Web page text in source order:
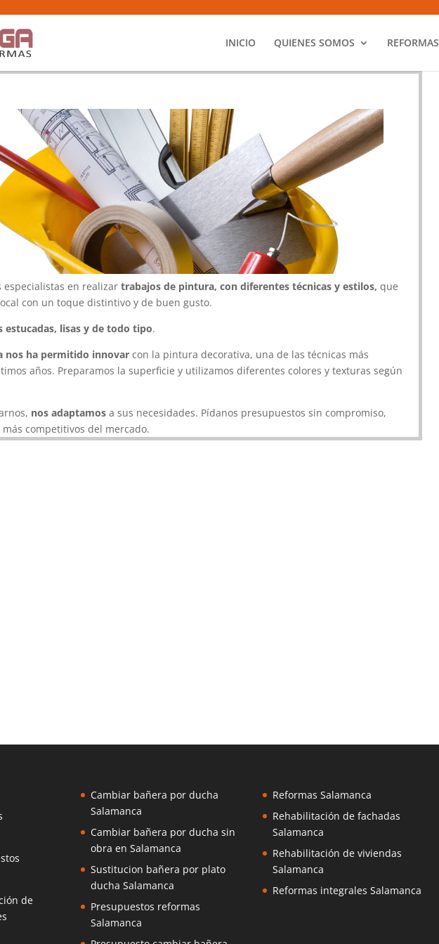
INICIO QUIENES SOMOS REFORMAS
especialistas en realizar trabajos de pintura, con diferentes técnicas y estilos, que
con un toque distintivo y de buen gusto.
estucadas, lisas y de todo tipo.
nos ha permitido innovarcon la pintura decorativa, una de las técnicas más
años. Preparamos la superficie y utilizamos diferentes colores y texturas según
nos adaptamosa sus necesidades. Pídanos presupuestos sin compromiso,
competitivos del mercado.
de
Cambiar bañera por ducha
Salamanca
Cambiar bañera por ducha sin
obra en Salamanca
Sustitucion bañera por plato
ducha Salamanca
Presupuestos reformas
Salamanca
Reformas Salamanca
Rehabilitación de fachadas
Salamanca
Rehabilitación de viviendas
Salamanca
Reformas integrales Salamanca